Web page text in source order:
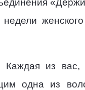
женского
из вас,
одна из